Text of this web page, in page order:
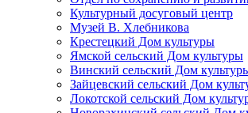
Культурный досуговый центр
Музей В. Хлебникова
Крестецкий Дом культуры
Ямской сельский Дом культуры
Винский сельский Дом
Зайцевский сельский Дом
Локотской сельский Дом